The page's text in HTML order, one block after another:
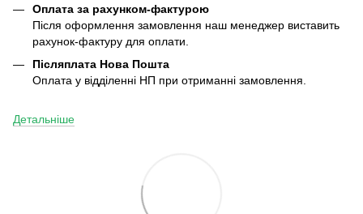
Оплата за рахунком-фактурою
Після оформлення замовлення наш менеджер виставить
рахунок-фактуру для оплати.
Післяплата Нова Пошта
Оплата у відділенні НП при отриманні замовлення.
Детальніше